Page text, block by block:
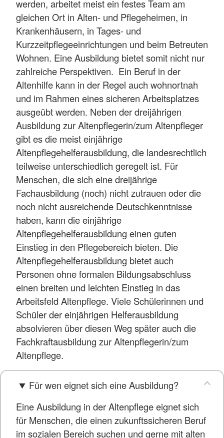
werden, arbeitet meist ein festes Team am
gleichen Ort in Alten- und Pflegeheimen, in
Krankenhäusern, in Tages- und
Kurzzeitpflegeeinrichtungen und beim Betreuten
Wohnen. Eine Ausbildung bietet somit nicht nur
zahlreiche Perspektiven. Ein Beruf in der
Altenhilfe kann in der Regel auch wohnortnah
und im Rahmen eines sicheren Arbeitsplatzes
ausgeübt werden. Neben der dreijährigen
Ausbildung zur Altenpflegerin/zum Altenpfleger
gibt es die meist einjährige
Altenpflegehelferausbildung, die landesrechtlich
teilweise unterschiedlich geregelt ist. Für
Menschen, die sich eine dreijährige
Fachausbildung (noch) nicht zutrauen oder die
noch nicht ausreichende Deutschkenntnisse
haben, kann die einjährige
Altenpflegehelferausbildung einen guten
Einstieg in den Pflegebereich bieten. Die
Altenpflegehelferausbildung bietet auch
Personen ohne formalen Bildungsabschluss
einen breiten und leichten Einstieg in das
Arbeitsfeld Altenpflege. Viele Schülerinnen und
Schüler der einjährigen Helferausbildung
absolvieren über diesen Weg später auch die
Fachkraftausbildung zur Altenpflegerin/zum
Altenpflege.
Für wen eignet sich eine Ausbildung?
Eine Ausbildung in der Altenpflege eignet sich
für Menschen, die einen zukunftssicheren Beruf
im sozialen Bereich suchen und gerne mit alten